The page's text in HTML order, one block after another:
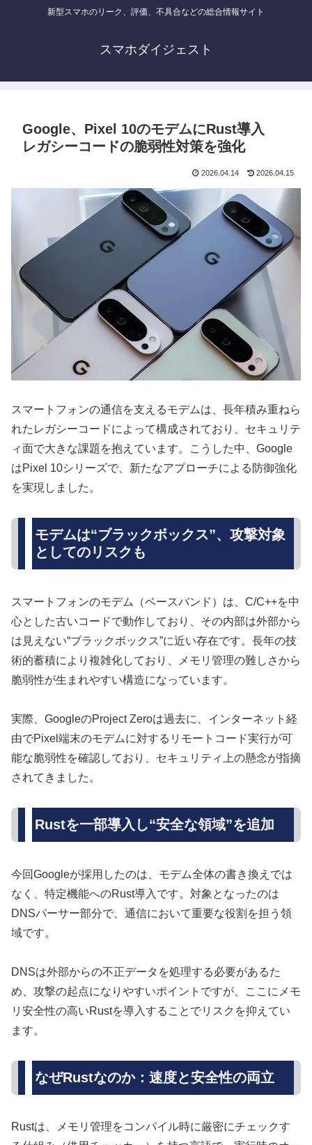
新型スマホのリーク、評価、不具合などの総合情報サイト
スマホダイジェスト
Google、Pixel 10のモデムにRust導入
レガシーコードの脆弱性対策を強化
2026.04.14 2026.04.15
スマートフォンの通信を支えるモデムは、長年積み重ねら
れたレガシーコードによって構成されており、セキュリテ
ィ面で大きな課題を抱えています。こうした中、Google
はPixel 10シリーズで、新たなアプローチによる防御強化
を実現しました。
モデムは“ブラックボックス”、攻撃対象
としてのリスクも
スマートフォンのモデム（ベースバンド）は、C/C++を中
心とした古いコードで動作しており、その内部は外部から
は見えない“ブラックボックス”に近い存在です。長年の技
術的蓄積により複雑化しており、メモリ管理の難しさから
脆弱性が生まれやすい構造になっています。
実際、GoogleのProject Zeroは過去に、インターネット経
由でPixel端末のモデムに対するリモートコード実行が可
能な脆弱性を確認しており、セキュリティ上の懸念が指摘
されてきました。
Rustを一部導入し“安全な領域”を追加
今回Googleが採用したのは、モデム全体の書き換えでは
なく、特定機能へのRust導入です。対象となったのは
DNSパーサー部分で、通信において重要な役割を担う領
域です。
DNSは外部からの不正データを処理する必要があるた
め、攻撃の起点になりやすいポイントですが、ここにメモ
リ安全性の高いRustを導入することでリスクを抑えてい
ます。
なぜRustなのか：速度と安全性の両立
Rustは、メモリ管理をコンパイル時に厳密にチェックす